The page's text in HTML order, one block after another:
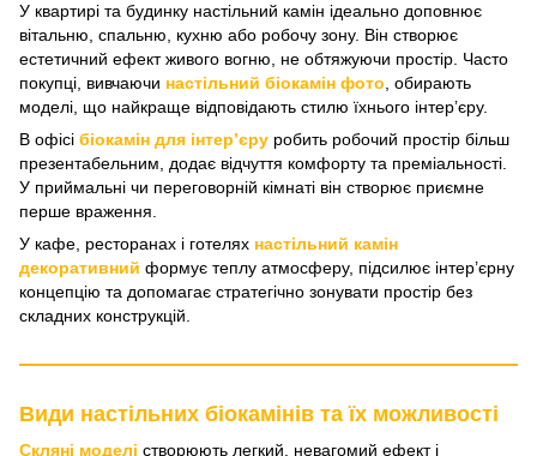
У квартирі та будинку настільний камін ідеально доповнює
вітальню, спальню, кухню або робочу зону. Він створює
естетичний ефект живого вогню, не обтяжуючи простір. Часто
покупці, вивчаючи настільний біокамін фото , обирають
моделі, що найкраще відповідають стилю їхнього інтер’єру.
В офісі біокамін для інтер’єру робить робочий простір більш
презентабельним, додає відчуття комфорту та преміальності.
У приймальні чи переговорній кімнаті він створює приємне
перше враження.
У кафе, ресторанах і готелях настільний камін
декоративний формує теплу атмосферу, підсилює інтер’єрну
концепцію та допомагає стратегічно зонувати простір без
складних конструкцій.
Види настільних біокамінів та їх можливості
Скляні моделі створюють легкий, невагомий ефект і